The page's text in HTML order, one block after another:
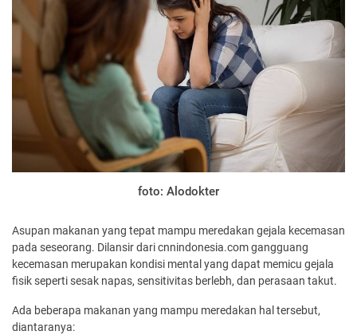
foto: Alodokter
Asupan makanan yang tepat mampu meredakan gejala kecemasan
pada seseorang. Dilansir dari cnnindonesia.com gangguang
kecemasan merupakan kondisi mental yang dapat memicu gejala
fisik seperti sesak napas, sensitivitas berlebh, dan perasaan takut.
Ada beberapa makanan yang mampu meredakan hal tersebut,
diantaranya: